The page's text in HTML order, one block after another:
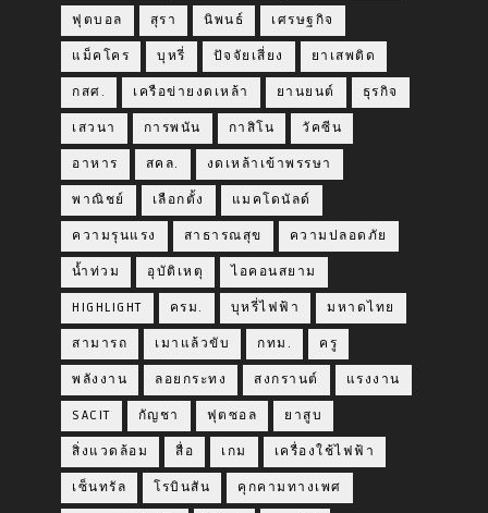
ฟุตบอล สุรา นิพนธ์ เศรษฐกิจ
แม็คโคร บุหรี่ ปัจจัยเสี่ยง ยาเสพติด
กสศ. เครือข่ายงดเหล้า ยานยนต์ ธุรกิจ
เสวนา การพนัน กาสิโน วัคซีน
อาหาร สคล. งดเหล้าเข้าพรรษา
พาณิชย์ เลือกตั้ง แมคโดนัลด์
ความรุนแรง สาธารณสุข ความปลอดภัย
น้ำท่วม อุบัติเหตุ ไอคอนสยาม
HIGHLIGHT ครม. บุหรี่ไฟฟ้า มหาดไทย
สามารถ เมาแล้วขับ กทม. ครู
พลังงาน ลอยกระทง สงกรานต์ แรงงาน
SACIT กัญชา ฟุตซอล ยาสูบ
สิ่งแวดล้อม สื่อ เกม เครื่องใช้ไฟฟ้า
เซ็นทรัล โรบินสัน คุกคามทางเพศ